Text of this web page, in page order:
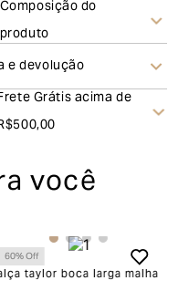
Composição do
produto
e devolução
do produto. Ao
interna por parte da
no valor
Grátis acima de
você
taylor boca larga malha
60% Off